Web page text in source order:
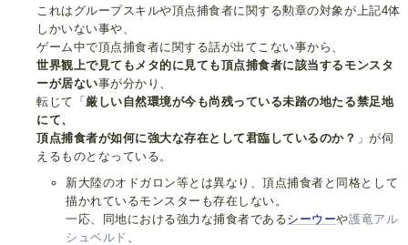
これはグループスキルや頂点捕食者に関する勲章の対象が上記4体
しかいない事や、
ゲーム中で頂点捕食者に関する話が出てこない事から、
世界観上で見てもメタ的に見ても頂点捕食者に該当するモンスタ
ーが居ない事が分かり、
転じて「 厳しい自然環境が今も尚残っている未踏の地たる禁足地
にて、
頂点捕食者が如何に強大な存在として君臨しているのか？ 」が伺
えるものとなっている。
新大陸のオドガロン等とは異なり、頂点捕食者と同格として
描かれているモンスターも存在しない。
一応、同地における強力な捕食者であるシーウーや護竜アル
シュベルド